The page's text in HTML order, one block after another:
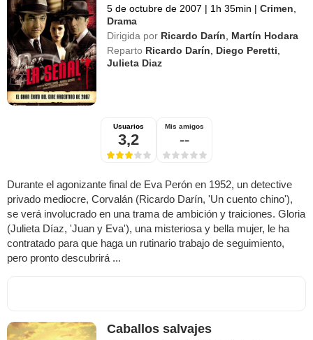
5 de octubre de 2007 | 1h 35min | Crimen
Drama
Dirigida por Ricardo Darín
Martín Hodara
Reparto Ricardo Darín Diego Peretti
Julieta Diaz
Usuarios
3,2
Mis amigos
--
Durante el agonizante final de Eva Perón en 1952, un detective
privado mediocre, Corvalán (Ricardo Darín, 'Un cuento chino'),
se verá involucrado en una trama de ambición y traiciones. Gloria
(Julieta Díaz, 'Juan y Eva'), una misteriosa y bella mujer, le ha
contratado para que haga un rutinario trabajo de seguimiento,
pero pronto descubrirá ...
Caballos salvajes